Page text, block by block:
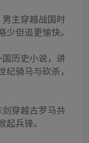
男主穿越战国时
但追更愉快。
历史小说，讲
骑马与砍杀，
穿越古罗马共
兵锋。